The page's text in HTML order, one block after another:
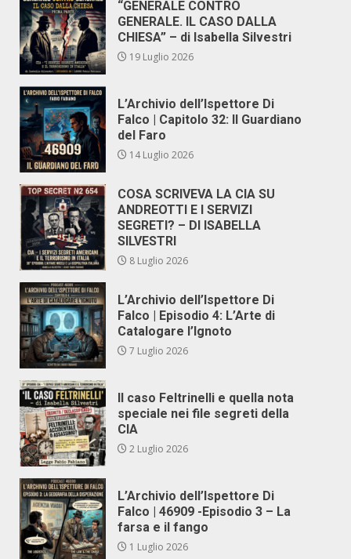
“GENERALE CONTRO
GENERALE. IL CASO DALLA
CHIESA” – di Isabella Silvestri
19 Luglio 2026
L’Archivio dell’Ispettore Di
Falco | Capitolo 32: Il Guardiano
del Faro
14 Luglio 2026
COSA SCRIVEVA LA CIA SU
ANDREOTTI E I SERVIZI
SEGRETI? – DI ISABELLA
SILVESTRI
8 Luglio 2026
L’Archivio dell’Ispettore Di
Falco | Episodio 4: L’Arte di
Catalogare l’Ignoto
7 Luglio 2026
Il caso Feltrinelli e quella nota
speciale nei file segreti della
CIA
2 Luglio 2026
L’Archivio dell’Ispettore Di
Falco | 46909 -Episodio 3 – La
farsa e il fango
1 Luglio 2026